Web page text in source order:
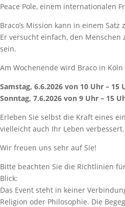
Peace Pole, einem internationalen
Braco’s Mission kann in einem
Er versucht einfach, den
sein.
Am Wochenende wird Braco in
Samstag, 6.6.2026 von 10 Uhr – 15
Sonntag, 7.6.2026 von 9 Uhr – 15
Erleben Sie selbst die Kraft eines
vielleicht auch Ihr Leben verbessert.
Wir freuen uns sehr auf Sie!
Bitte beachten Sie die Richtlinien
Blick:
Das Event steht in keiner
Religion oder Philosophie. Die